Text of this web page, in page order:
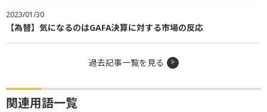
2023/01/30
【為替】気になるのはGAFA決算に対する市場の反応
過去記事一覧を見る
関連用語一覧